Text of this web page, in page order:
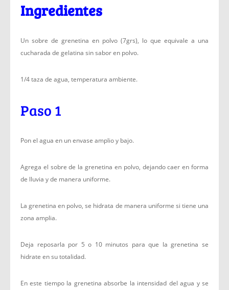
Ingredientes
Un sobre de grenetina en polvo (7grs), lo que equivale a una
cucharada de gelatina sin sabor en polvo.
1/4 taza de agua, temperatura ambiente.
Paso 1
Pon el agua en un envase amplio y bajo.
Agrega el sobre de la grenetina en polvo, dejando caer en forma
de lluvia y de manera uniforme.
La grenetina en polvo, se hidrata de manera uniforme si tiene una
zona amplia.
Deja reposarla por 5 o 10 minutos para que la grenetina se
hidrate en su totalidad.
En este tiempo la grenetina absorbe la intensidad del agua y se